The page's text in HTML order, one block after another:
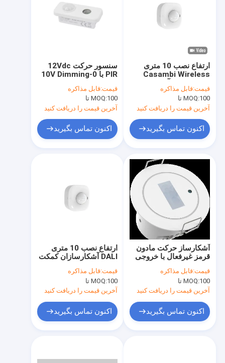
سنسور حرکت 12Vdc
PIR با 0-10V Dimming
اولویت نور روز
قیمت:قابل مذاکره
MOQ:100 تا
آخرین قیمت را دریافت کنید
اکنون تماس بگیرید
ارتفاع نصب 10 متری
Casambi Wireless
با DALI و PUSH
قیمت:قابل مذاکره
MOQ:100 تا
آخرین قیمت را دریافت کنید
اکنون تماس بگیرید
ارتفاع نصب 10 متری
DALI آشکارسازان کمکت
آوری نور روز
قیمت:قابل مذاکره
MOQ:100 تا
آخرین قیمت را دریافت کنید
اکنون تماس بگیرید
آشکارساز حرکت مادون
قرمز غیرفعال با خروجی
4 متر
قیمت:قابل مذاکره
MOQ:100 تا
آخرین قیمت را دریافت کنید
اکنون تماس بگیرید